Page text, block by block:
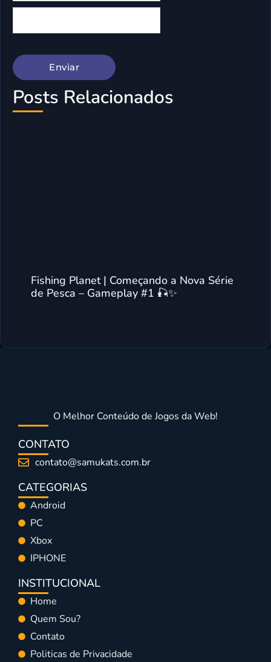
Posts Relacionados
Fishing Planet | Começando a Nova Série
de Pesca – Gameplay #1 🎣✨
O Melhor Conteúdo de Jogos da Web!
CONTATO
contato@samukats.com.br
CATEGORIAS
Android
PC
Xbox
IPHONE
INSTITUCIONAL
Home
Quem Sou?
Contato
Politicas de Privacidade